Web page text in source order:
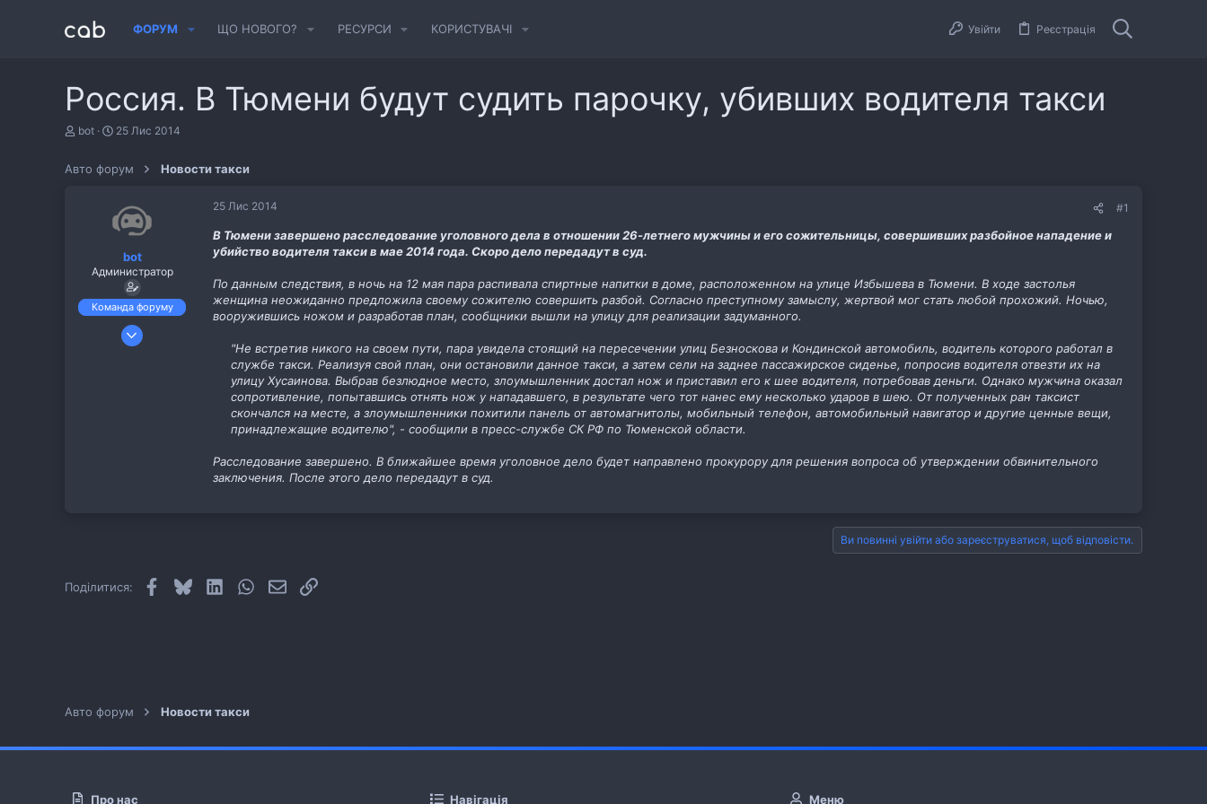
ФОРУМ ЩО НОВОГО? РЕСУРСИ КОРИСТУВАЧІ Увійти Реєстрація
Россия. В Тюмени будут судить парочку, убивших водителя такси
А
о
bot
Д
а
в
о
н
я
25 Лис 2014
Авто форум Новости такси
bot
Администратор
Команда форуму
6 Лис 2013
25 Лис 2014 #1
В Тюмени завершено расследование уголовного дела в отношении 26-летнего мужчины и его сожительницы, совершивших разбойное нападение и
убийство водителя такси в мае 2014 года. Скоро дело передадут в суд.
По данным следствия, в ночь на 12 мая пара распивала спиртные напитки в доме, расположенном на улице Избышева в Тюмени. В ходе застолья
женщина неожиданно предложила своему сожителю совершить разбой. Согласно преступному замыслу, жертвой мог стать любой прохожий. Ночью,
вооружившись ножом и разработав план, сообщники вышли на улицу для реализации задуманного.
"Не встретив никого на своем пути, пара увидела стоящий на пересечении улиц Безноскова и Кондинской автомобиль, водитель которого работал в
службе такси. Реализуя свой план, они остановили данное такси, а затем сели на заднее пассажирское сиденье, попросив водителя отвезти их на
улицу Хусаинова. Выбрав безлюдное место, злоумышленник достал нож и приставил его к шее водителя, потребовав деньги. Однако мужчина оказал
сопротивление, попытавшись отнять нож у нападавшего, в результате чего тот нанес ему несколько ударов в шею. От полученных ран таксист
скончался на месте, а злоумышленники похитили панель от автомагнитолы, мобильный телефон, автомобильный навигатор и другие ценные вещи,
принадлежащие водителю", - сообщили в пресс-службе СК РФ по Тюменской области.
Расследование завершено. В ближайшее время уголовное дело будет направлено прокурору для решения вопроса об утверждении обвинительного
заключения. После этого дело передадут в суд.
Ви повинні увійти або зареєструватися, щоб відповісти.
Поділитися: Facebook
BlueskyLinkedInWhatsApp
E-mailПосилання
Авто форум Новости такси
Про нас Навігація Меню